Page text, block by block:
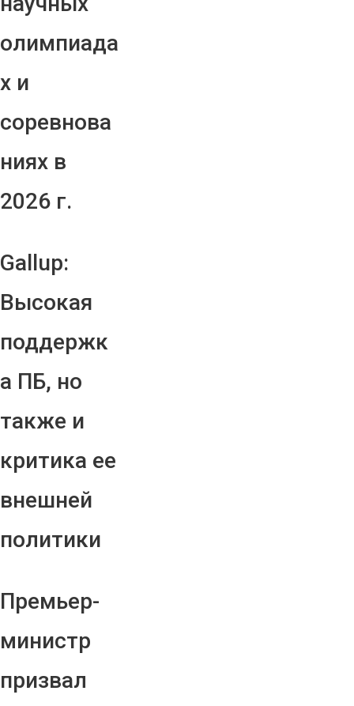
олимпиада
х и
соревнова
ниях в
2026 г.
Gallup:
Высокая
поддержк
а ПБ, но
также и
критика ее
внешней
политики
Премьер-
министр
призвал